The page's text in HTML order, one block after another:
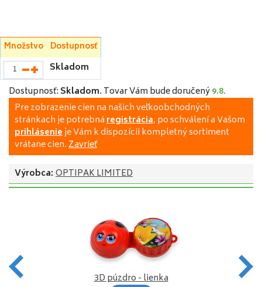
Množstvo Dostupnosť
Skladom
Dostupnosť: Skladom. Tovar Vám bude doručený9.8.
Pre zobrazenie cien na našich veľkoobchodných
stránkach je potrebnáregistrácia, po schválení a Vašom
prihlásenieje Vám k dispozícii kompletný sortiment
vrátane cien.Zavrieť
Výrobca: OPTIPAK LIMITED
3D púzdro - lienka